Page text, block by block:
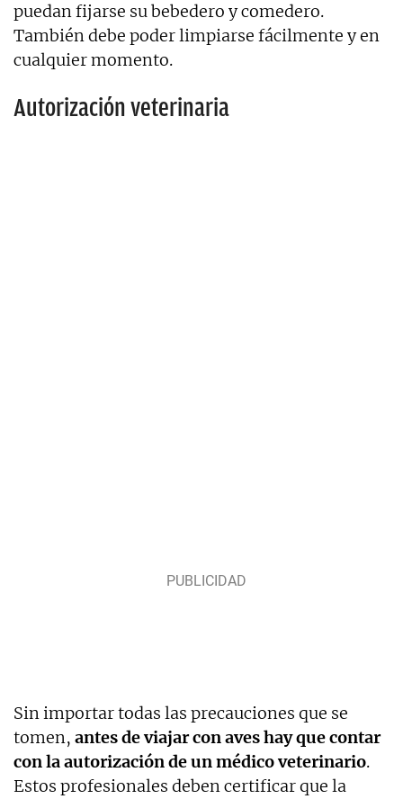
puedan fijarse su bebedero y comedero.
También debe poder limpiarse fácilmente y en
cualquier momento.
Autorización veterinaria
Sin importar todas las precauciones que se
tomen, antes de viajar con aves hay que contar
con la autorización de un médico veterinario.
Estos profesionales deben certificar que la